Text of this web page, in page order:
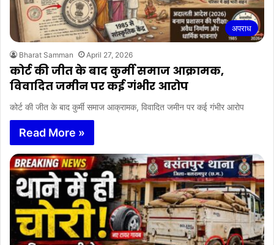
अपराध
Bharat Samman April 27, 2026
कोर्ट की जीत के बाद कुर्मी समाज आक्रामक,
विवादित जमीन पर कई गंभीर आरोप
कोर्ट की जीत के बाद कुर्मी समाज आक्रामक, विवादित जमीन पर कई गंभीर आरोप
Read More »